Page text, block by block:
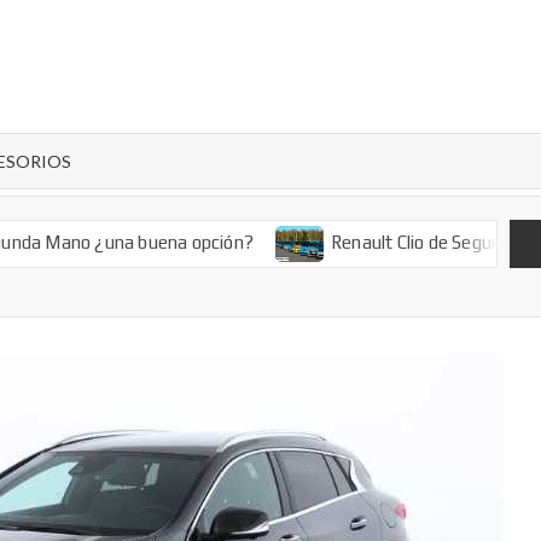
– OPINIONES –
AUTO
MAGAZINE
¿una buena opción? Renault Clio de Segunda Mano: